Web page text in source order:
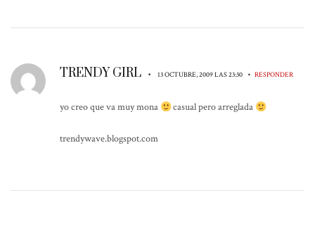
TRENDY GIRL • 13 OCTUBRE, 2009 LAS 23:30 • RESPONDER
yo creo que va muy mona casual pero arreglada
trendywave.blogspot.com